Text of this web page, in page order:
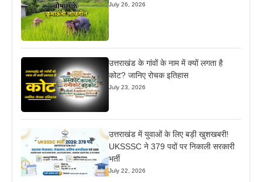
July 26, 2026
उत्तराखंड के गांवों के नाम में क्यों लगता है
कोट? जानिए रोचक इतिहास
July 23, 2026
उत्तराखंड में युवाओं के लिए बड़ी खुशखबरी!
UKSSSC ने 379 पदों पर निकाली सरकारी
भर्ती
July 22, 2026